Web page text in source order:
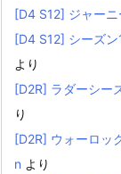
[D4 S12] ジャー
[D4 S12] シーズ
より
[D2R] ラダーシー
り
[D2R] ウォーロッ
n より